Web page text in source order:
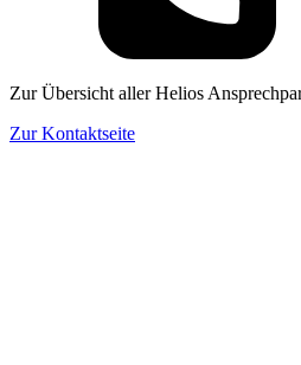
Zur Übersicht aller Helios
Zur Kontaktseite